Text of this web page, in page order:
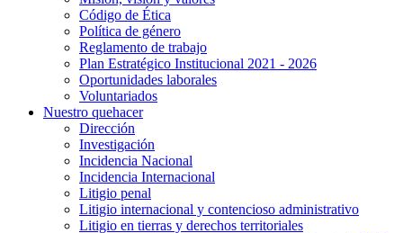
Código de Ética
Política de género
Reglamento de trabajo
Plan Estratégico Institucional 2021 - 2026
Oportunidades laborales
Voluntariados
Nuestro quehacer
Dirección
Investigación
Incidencia Nacional
Incidencia Internacional
Litigio penal
Litigio internacional y contencioso administrativo
Litigio en tierras y derechos territoriales